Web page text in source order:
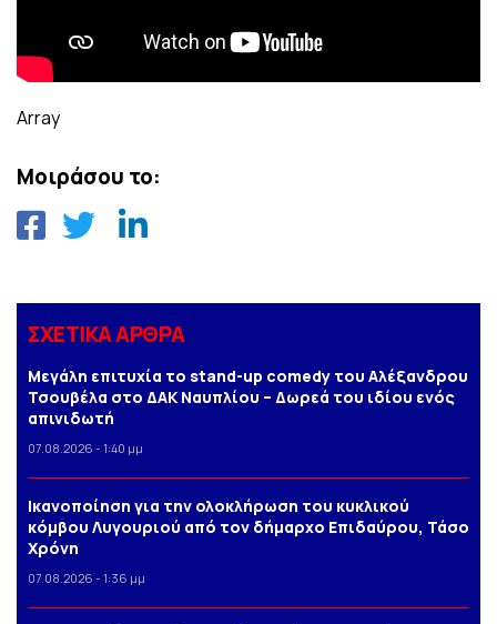
Array
Μοιράσου το:
ΣΧΕΤΙΚΑ ΑΡΘΡΑ
Μεγάλη επιτυχία το stand-up comedy του Αλέξανδρου
Τσουβέλα στο ΔΑΚ Ναυπλίου – Δωρεά του ιδίου ενός
απινιδωτή
07.08.2026 - 1:40 μμ
Iκανοποίηση για την ολοκλήρωση του κυκλικού
κόμβου Λυγουριού από τον δήμαρχο Επιδαύρου, Τάσο
Χρόνη
07.08.2026 - 1:36 μμ